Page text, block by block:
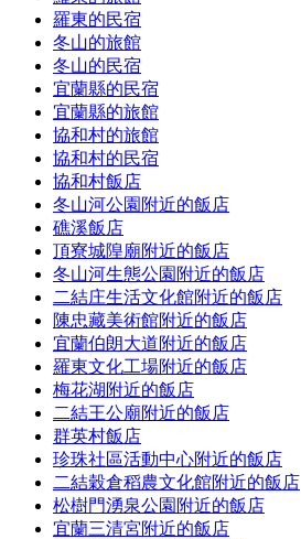
羅東的民宿
冬山的旅館
冬山的民宿
宜蘭縣的民宿
宜蘭縣的旅館
協和村的旅館
協和村的民宿
協和村飯店
冬山河公園附近的飯店
礁溪飯店
頂寮城隍廟附近的飯店
冬山河生態公園附近的飯店
二結庄生活文化館附近的飯店
陳忠藏美術館附近的飯店
宜蘭伯朗大道附近的飯店
羅東文化工場附近的飯店
梅花湖附近的飯店
二結王公廟附近的飯店
群英村飯店
珍珠社區活動中心附近的飯店
二結穀倉稻農文化館附近的飯店
松樹門湧泉公園附近的飯店
宜蘭三清宮附近的飯店